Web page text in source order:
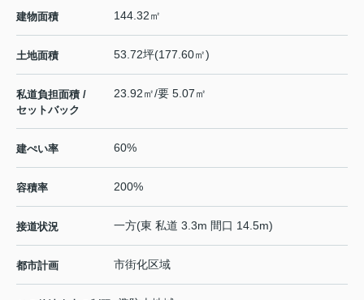
建物面積 144.32㎡
土地面積 53.72坪(177.60㎡)
私道負担面積 /
セットバック
23.92㎡/要 5.07㎡
建ぺい率 60%
容積率 200%
接道状況 一方(東 私道 3.3m 間口 14.5m)
都市計画 市街化区域